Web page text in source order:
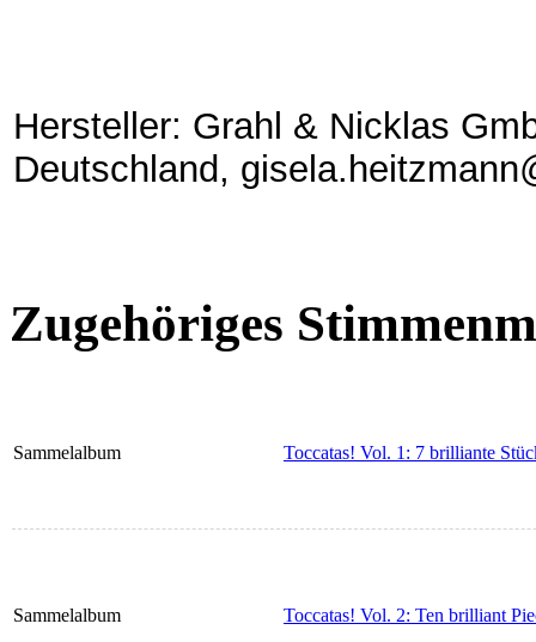
Hersteller: Grahl & Nicklas
Deutschland,
Zugehöriges
Sammelalbum Toccatas! Vol. 1: 7 brilliante
Sammelalbum Toccatas! Vol. 2: Ten brilliant